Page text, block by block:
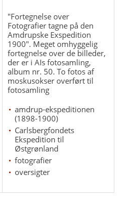
"Fortegnelse over
Fotografier tagne på den
Amdrupske Exspedition
1900". Meget omhyggelig
fortegnelse over de billeder,
der er i AIs fotosamling,
album nr. 50. To fotos af
moskusokser overført til
fotosamling
amdrup-ekspeditionen
(1898-1900)
Carlsbergfondets
Ekspedition til
Østgrønland
fotografier
oversigter